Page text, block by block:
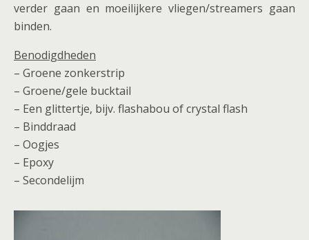
verder gaan en moeilijkere vliegen/streamers gaan
binden.
Benodigdheden
– Groene zonkerstrip
– Groene/gele bucktail
– Een glittertje, bijv. flashabou of crystal flash
– Binddraad
– Oogjes
– Epoxy
– Secondelijm